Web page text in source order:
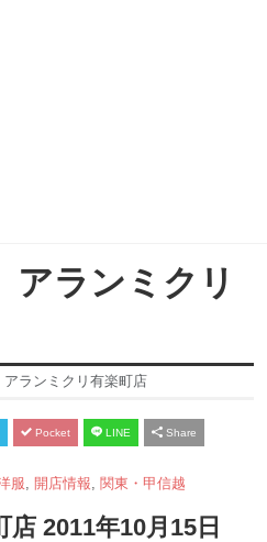
アランミクリ
アランミクリ有楽町店
Pocket LINE Share
服 開店情報 関東・甲信越
2011年10月15日